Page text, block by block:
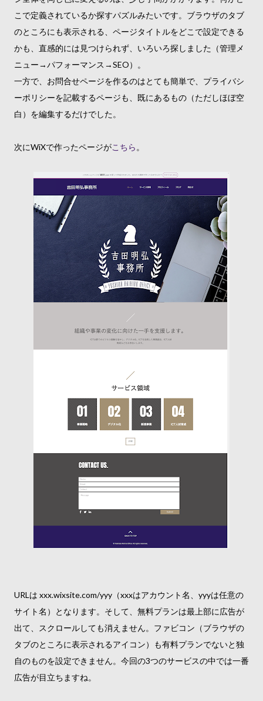
こで定義されているか探すパズルみたいです。ブラウザのタブ
のところにも表示される、ページタイトルをどこで設定できる
かも、直感的には見つけられず、いろいろ探しました（管理メ
ニュー→パフォーマンス→SEO）。
一方で、お問合せページを作るのはとても簡単で、プライバシ
ーポリシーを記載するページも、既にあるもの（ただしほぼ空
白）を編集するだけでした。
次にWiXで作ったページがこちら 。
URLは xxx.wixsite.com/yyy（xxxはアカウント名、yyyは任意の
サイト名）となります。そして、無料プランは最上部に広告が
出て、スクロールしても消えません。ファビコン（ブラウザの
タブのところに表示されるアイコン）も有料プランでないと独
自のものを設定できません。今回の3つのサービスの中では一番
広告が目立ちますね。